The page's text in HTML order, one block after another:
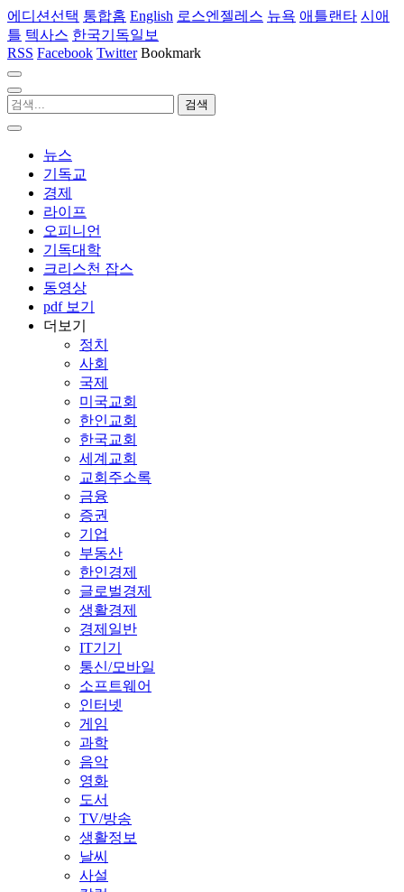
에디션선택 통합홈 English 로스엔젤레스 뉴욕 애틀랜타 시애
틀 텍사스 한국기독일보
RSS Facebook Twitter Bookmark
뉴스
기독교
경제
라이프
오피니언
기독대학
크리스천 잡스
동영상
pdf 보기
더보기
정치
사회
국제
미국교회
한인교회
한국교회
세계교회
교회주소록
금융
증권
기업
부동산
한인경제
글로벌경제
생활경제
경제일반
IT기기
통신/모바일
소프트웨어
인터넷
게임
과학
음악
영화
도서
TV/방송
생활정보
날씨
사설